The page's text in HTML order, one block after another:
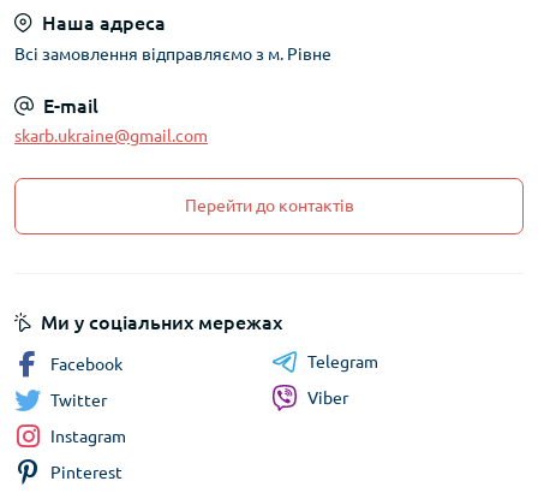
Наша адреса
Всі замовлення відправляємо з м. Рівне
E-mail
skarb.ukraine@gmail.com
Перейти до контактів
Ми у соціальних мережах
Facebook
Twitter
Instagram
Pinterest
Telegram
Viber